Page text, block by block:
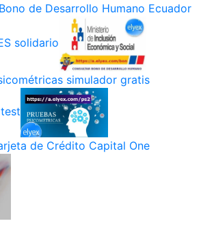
de Desarrollo Humano Ecuador
solidario
simulador gratis
de Crédito Capital One